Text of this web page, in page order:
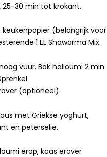
25-30 min tot krokant.
(belangrijk voor
1 EL Shawarma Mix.
vuur. Bak halloumi 2 min
(optioneel).
met Griekse yoghurt,
en peterselie.
erop, kaas erover